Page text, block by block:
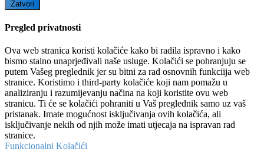
Zatvori
Pregled privatnosti
Ova web stranica koristi kolačiće kako bi radila ispravno i kako
bismo stalno unaprjeđivali naše usluge. Kolačići se pohranjuju se
putem Vašeg preglednik jer su bitni za rad osnovnih funkciija web
stranice. Koristimo i third-party kolačiće koji nam pomažu u
analiziranju i razumijevanju načina na koji koristite ovu web
stranicu. Ti će se kolačići pohraniti u Vaš preglednik samo uz vaš
pristanak. Imate mogućnost isključivanja ovih kolačića, ali
isključivanje nekih od njih može imati utjecaja na ispravan rad
stranice.
Funkcionalni Kolačići